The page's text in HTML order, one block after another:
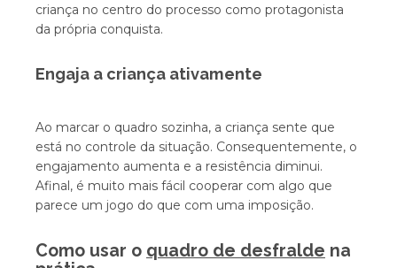
criança no centro do processo como protagonista
da própria conquista.
Engaja a criança ativamente
Ao marcar o quadro sozinha, a criança sente que
está no controle da situação. Consequentemente, o
engajamento aumenta e a resistência diminui.
Afinal, é muito mais fácil cooperar com algo que
parece um jogo do que com uma imposição.
Como usar o quadro de desfralde na